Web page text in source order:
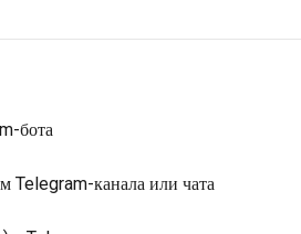
бота
Telegram-канала или чата